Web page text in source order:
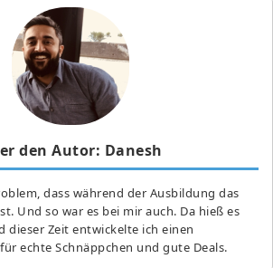
den Autor: Danesh
dass während der Ausbildung das
Und so war es bei mir auch. Da hieß es
dieser Zeit entwickelte ich einen
echte Schnäppchen und gute Deals.